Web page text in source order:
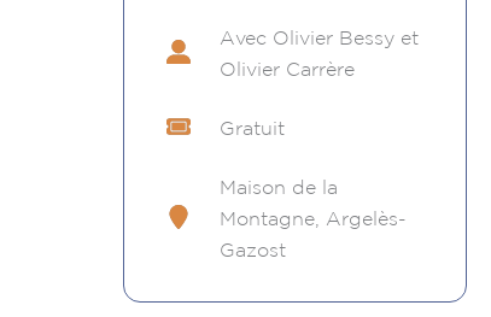
Avec Olivier Bessy et
Olivier Carrère
Gratuit
Maison de la
Montagne, Argelès-
Gazost